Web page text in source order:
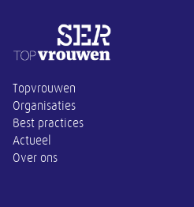
Overige informatie
Topvrouwen
Organisaties
Best practices
Actueel
Over ons